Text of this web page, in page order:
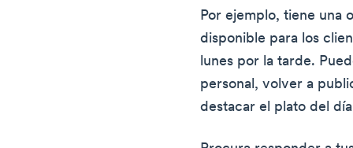
Por ejemplo, tiene una
disponible para los
lunes por la tarde.
personal, volver a
destacar el plato del